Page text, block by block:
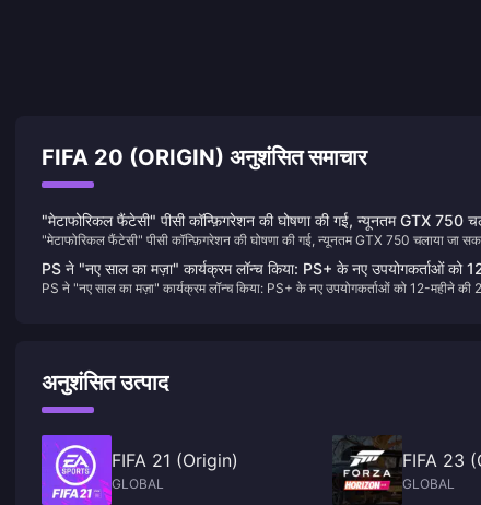
FIFA 20 (ORIGIN) अनुशंसित समाचार
"मेटाफोरिकल फैंटेसी" पीसी कॉन्फ़िगरेशन की घोषणा की गई, न्यूनतम GTX 750
जा सकता है
"मेटाफोरिकल फैंटेसी" पीसी कॉन्फ़िगरेशन की घोषणा की गई, न्यूनतम GTX 750 चलाया जा
PS ने "नए साल का मज़ा" कार्यक्रम लॉन्च किया: PS+ के नए उपयोगकर्ताओं को
महीने की 2-स्तरीय सदस्यता पर 40% की छूट दी गई है
PS ने "नए साल का मज़ा" कार्यक्रम लॉन्च किया: PS+ के नए उपयोगकर्ताओं को 12-महीने की
अनुशंसित उत्पाद
FIFA 21 (Origin)
GLOBAL
FIFA 23
GLOBAL